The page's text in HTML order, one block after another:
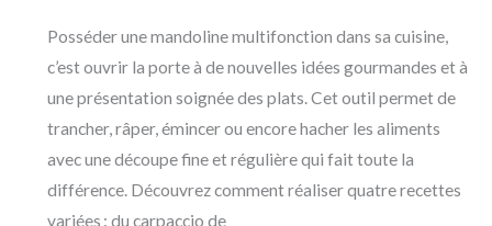
Posséder une mandoline multifonction dans sa cuisine,
c’est ouvrir la porte à de nouvelles idées gourmandes et à
une présentation soignée des plats. Cet outil permet de
trancher, râper, émincer ou encore hacher les aliments
avec une découpe fine et régulière qui fait toute la
différence. Découvrez comment réaliser quatre recettes
variées : du carpaccio de